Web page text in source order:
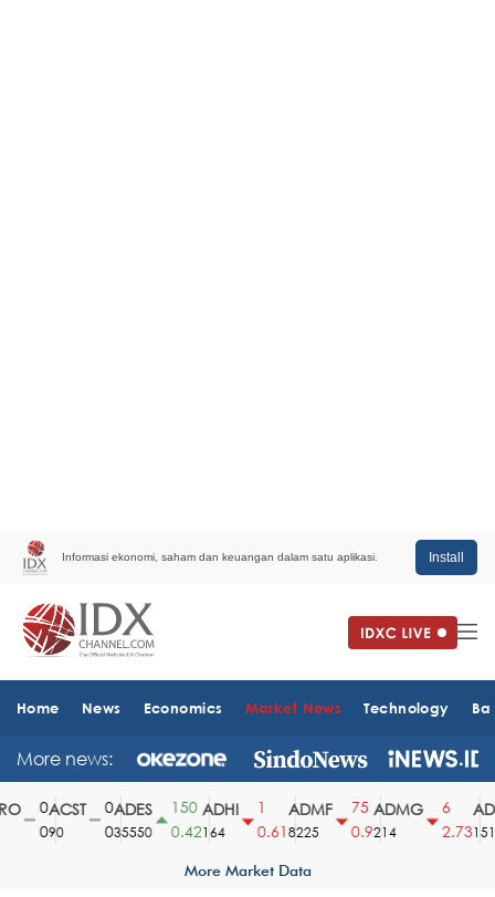
Informasi ekonomi, saham dan keuangan dalam satu aplikasi. Install
Home News Economics Market News Technology
More news:
ACST
90
ADES
35550
150
0.42
ADHI
164
0.61
ADMF
8225
75
0.9
ADMG
214
2.731510
More Market Data